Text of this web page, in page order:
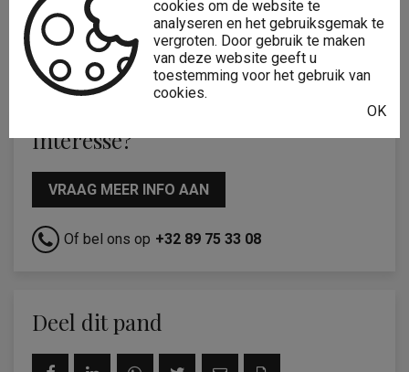
Op verdieping: 0
Algemene staat: Normaal
Interesse?
VRAAG MEER INFO AAN
Of bel ons op +32 89 75 33 08
Deel dit pand
cookies om de website te
analyseren en het gebruiksgemak te
vergroten. Door gebruik te maken
van deze website geeft u
toestemming voor het gebruik van
cookies.
OK